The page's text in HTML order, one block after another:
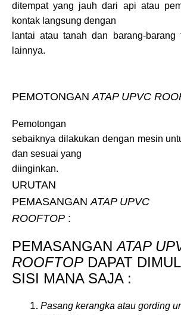
ditempat yang jauh dari api atau
kontak langsung dengan
lantai atau tanah dan barang-barang
lainnya.
PEMOTONGAN ATAP UPVC
Pemotongan
sebaiknya dilakukan dengan mesin
dan sesuai yang
diinginkan.
URUTAN
PEMASANGAN ATAP UPVC
ROOFTOP :
PEMASANGAN ATAP
ROOFTOP DAPAT
SISI MANA SAJA :
Pasang kerangka atau gording